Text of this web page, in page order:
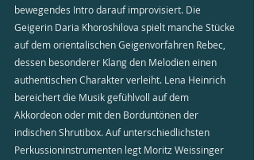
bewegendes Intro darauf improvisiert. Die
Geigerin Daria Khoroshilova spielt manche Stücke
auf dem orientalischen Geigenvorfahren Rebec,
dessen besonderer Klang den Melodien einen
authentischen Charakter verleiht. Lena Heinrich
bereichert die Musik gefühlvoll auf dem
Akkordeon oder mit den Borduntönen der
indischen Shrutibox. Auf unterschiedlichsten
Perkussioninstrumenten legt Moritz Weissinger